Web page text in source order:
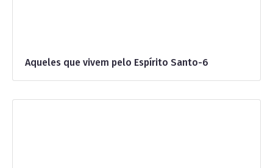
Aqueles que vivem pelo Espírito Santo-6